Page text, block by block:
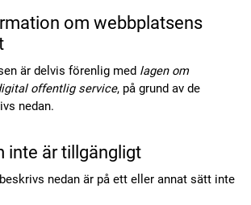
om webbplatsens
är delvis förenlig med lagen om
offentlig service, på grund av de
nedan.
inte är tillgängligt
nedan är på ett eller annat sätt inte